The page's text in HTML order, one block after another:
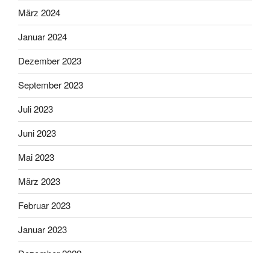
März 2024
Januar 2024
Dezember 2023
September 2023
Juli 2023
Juni 2023
Mai 2023
März 2023
Februar 2023
Januar 2023